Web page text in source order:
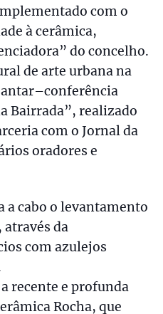
com o
à cerâmica,
do concelho.
de arte urbana na
Bairrada”, realizado
com o Jornal da
oradores e
a cabo o levantamento
da
com azulejos
recente e profunda
Rocha, que